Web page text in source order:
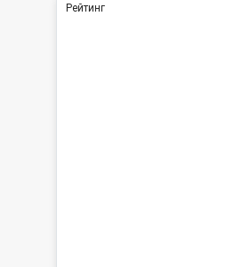
Рейтинг